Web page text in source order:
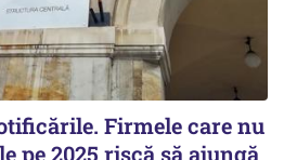
Firmele care nu
pe 2025 riscă să ajungă